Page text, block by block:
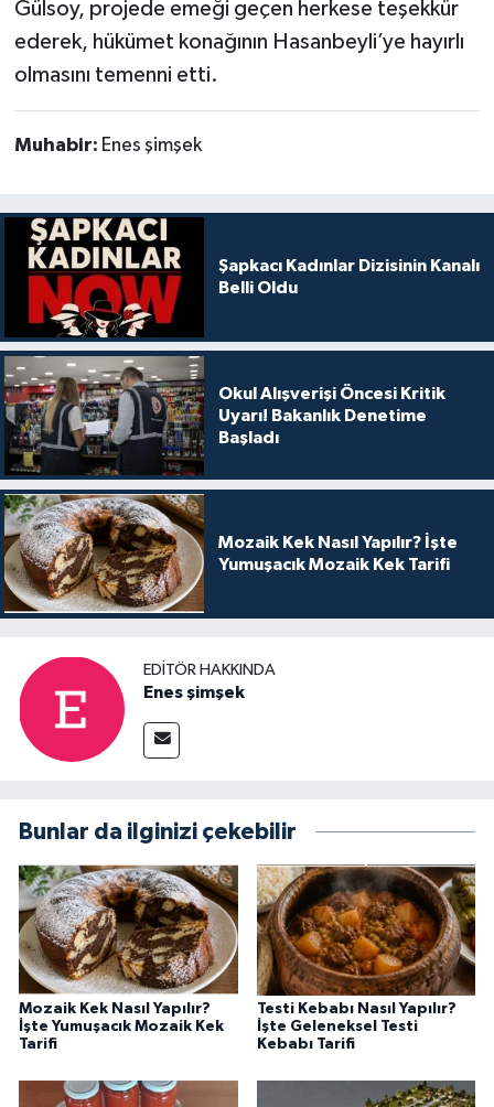
Gülsoy, projede emeği geçen herkese teşekkür
ederek, hükümet konağının Hasanbeyli’ye hayırlı
olmasını temenni etti.
Muhabir: Enes şimşek
Şapkacı Kadınlar Dizisinin Kanalı
Belli Oldu
Okul Alışverişi Öncesi Kritik
Uyarı! Bakanlık Denetime
Başladı
Mozaik Kek Nasıl Yapılır? İşte
Yumuşacık Mozaik Kek Tarifi
EDITÖR HAKKINDA
Enes şimşek
Bunlar da ilginizi çekebilir
Mozaik Kek Nasıl Yapılır?
İşte Yumuşacık Mozaik Kek
Tarifi
Testi Kebabı Nasıl Yapılır?
İşte Geleneksel Testi
Kebabı Tarifi